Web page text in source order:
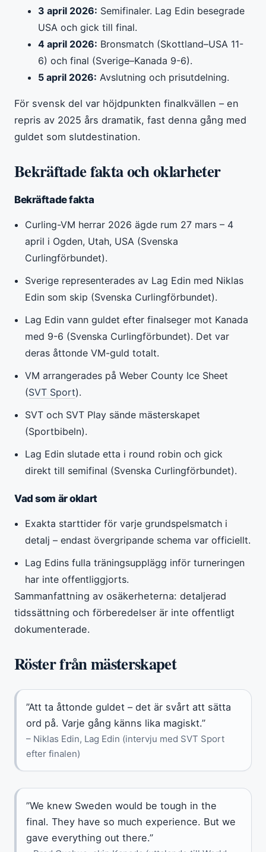
3 april 2026: Semifinaler. Lag Edin besegrade
USA och gick till final.
4 april 2026: Bronsmatch (Skottland–USA 11-
6) och final (Sverige–Kanada 9-6).
5 april 2026: Avslutning och prisutdelning.
För svensk del var höjdpunkten finalkvällen – en
repris av 2025 års dramatik, fast denna gång med
guldet som slutdestination.
Bekräftade fakta och oklarheter
Bekräftade fakta
Curling-VM herrar 2026 ägde rum 27 mars – 4
april i Ogden, Utah, USA (Svenska
Curlingförbundet).
Sverige representerades av Lag Edin med Niklas
Edin som skip (Svenska Curlingförbundet).
Lag Edin vann guldet efter finalseger mot Kanada
med 9-6 (Svenska Curlingförbundet). Det var
deras åttonde VM-guld totalt.
VM arrangerades på Weber County Ice Sheet
(SVT Sport).
SVT och SVT Play sände mästerskapet
(Sportbibeln).
Lag Edin slutade etta i round robin och gick
direkt till semifinal (Svenska Curlingförbundet).
Vad som är oklart
Exakta starttider för varje grundspelsmatch i
detalj – endast övergripande schema var officiellt.
Lag Edins fulla träningsupplägg inför turneringen
har inte offentliggjorts.
Sammanfattning av osäkerheterna: detaljerad
tidssättning och förberedelser är inte offentligt
dokumenterade.
Röster från mästerskapet
”Att ta åttonde guldet – det är svårt att sätta
ord på. Varje gång känns lika magiskt.”
– Niklas Edin, Lag Edin (intervju med SVT Sport
efter finalen)
”We knew Sweden would be tough in the
final. They have so much experience. But we
gave everything out there.”